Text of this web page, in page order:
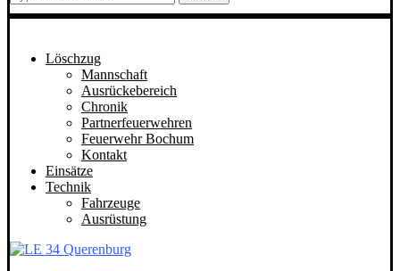
Löschzug
Mannschaft
Ausrückebereich
Chronik
Partnerfeuerwehren
Feuerwehr Bochum
Kontakt
Einsätze
Technik
Fahrzeuge
Ausrüstung